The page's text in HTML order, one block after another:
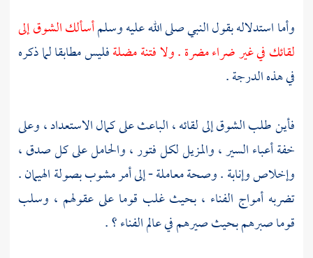
وأما استدلاله بقول النبي صلى الله عليه وسلمأسألك الشوق إلى
لقائك في غير ضراء مضرة . ولا فتنة مضلةفليس مطابقا لما ذكره
في هذه الدرجة .
فأين طلب الشوق إلى لقائه ، الباعث على كمال الاستعداد ، وعلى
خفة أعباء السير ، والمزيل لكل فتور ، والحامل على كل صدق ،
وإخلاص وإنابة . وصحة معاملة - إلى أمر مشوب بصولة الهيمان .
تضربه أمواج الفناء ، بحيث غلب قوما على عقولهم ، وسلب
قوما صبرهم بحيث صيرهم في عالم الفناء ؟ .